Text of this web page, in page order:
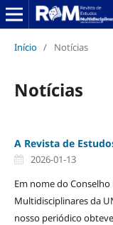
Início / Notícias
Notícias
A Revista de
2026-01-13
Em nome do
Multidisciplinares da
nosso periódico